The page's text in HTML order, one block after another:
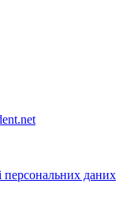
персональних даних